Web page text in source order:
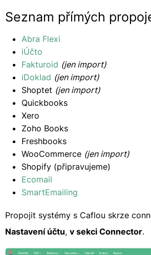
Seznam přímých
Abra Flexi
iÚčto
Fakturoid (jen import)
iDoklad (jen import)
Shoptet (jen import)
Quickbooks
Xero
Zoho Books
Freshbooks
WooCommerce (jen import)
Shopify (připravujeme)
Ecomail
SmartEmailing
Propojit systémy s Caflou skrze
Nastavení účtu, v sekci Connector.